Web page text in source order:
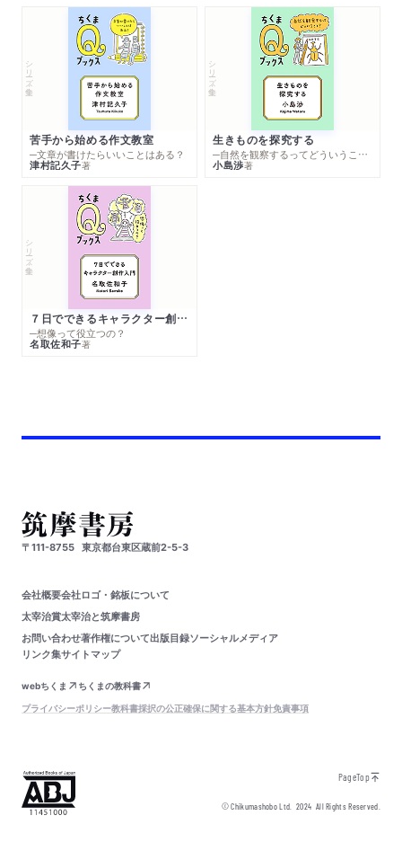
シリーズ・全集
苦手から始める作文教室
─文章が書けたらいいことはある？
津村記久子著
シリーズ・全集
生きものを探究する
─自然を観察するってどういうこと？
小島渉著
シリーズ・全集
７日でできるキャラクター創作入門
─想像って役立つの？
名取佐和子著
〒111-8755 東京都台東区蔵前2-5-3
会社概要会社ロゴ・銘板について
太宰治賞太宰治と筑摩書房
お問い合わせ著作権について出版目録ソーシャルメディア
リンク集サイトマップ
webちくま
ちくまの教科書
プライバシーポリシー教科書採択の公正確保に関する基本方針免責事項
PageTop
© Chikumashobo Ltd.2024 All Rights Reserved.